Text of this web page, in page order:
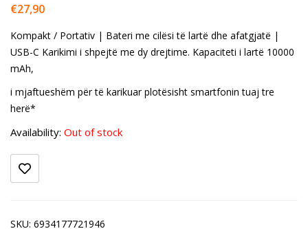
€27,90
Kompakt / Portativ | Bateri me cilësi të lartë dhe afatgjatë |
USB-C Karikimi i shpejtë me dy drejtime. Kapaciteti i lartë 10000
mAh,
i mjaftueshëm për të karikuar plotësisht smartfonin tuaj tre
herë*
Availability: Out of stock
SKU: 6934177721946